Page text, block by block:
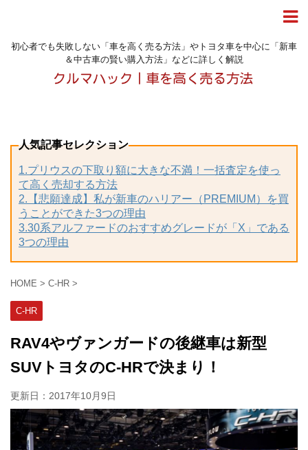
初心者でも失敗しない「車を高く売る方法」やトヨタ車を中心に「新車
＆中古車の賢い購入方法」などに詳しく解説
人気記事セレクション
1.プリウスの下取り額に大きな不満！一括査定を使っ
て高く売却する方法
2.【悲願達成】私が新車のハリアー（PREMIUM）を買
うことができた3つの理由
3.30系アルファードのおすすめグレードが「X」である
3つの理由
HOME > C-HR >
C-HR
RAV4やヴァンガードの後継車は新型
SUVトヨタのC-HRで決まり！
更新日： 2017年10月9日